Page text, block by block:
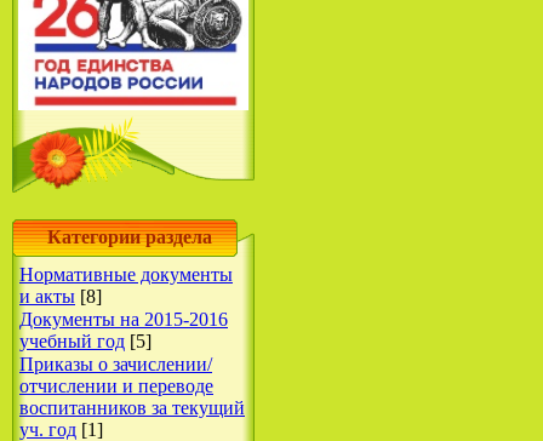
Категории раздела
Нормативные документы
и акты [8]
Документы на 2015-2016
учебный год [5]
Приказы о зачислении/
отчислении и переводе
воспитанников за текущий
уч. год [1]